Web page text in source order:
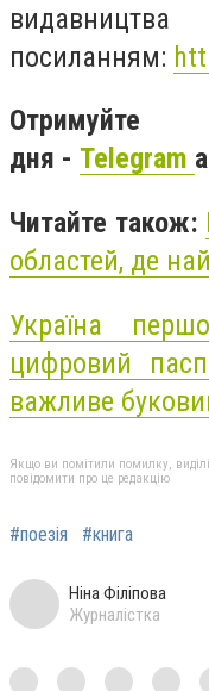
посиланням:
дня - Telegram
Читайте також:
областей, де
Україна
цифровий
важливе
Якщо ви помітили помилку,
повідомити про це редакцію
#поезія #книга
Ніна Філіпова
Журналістка